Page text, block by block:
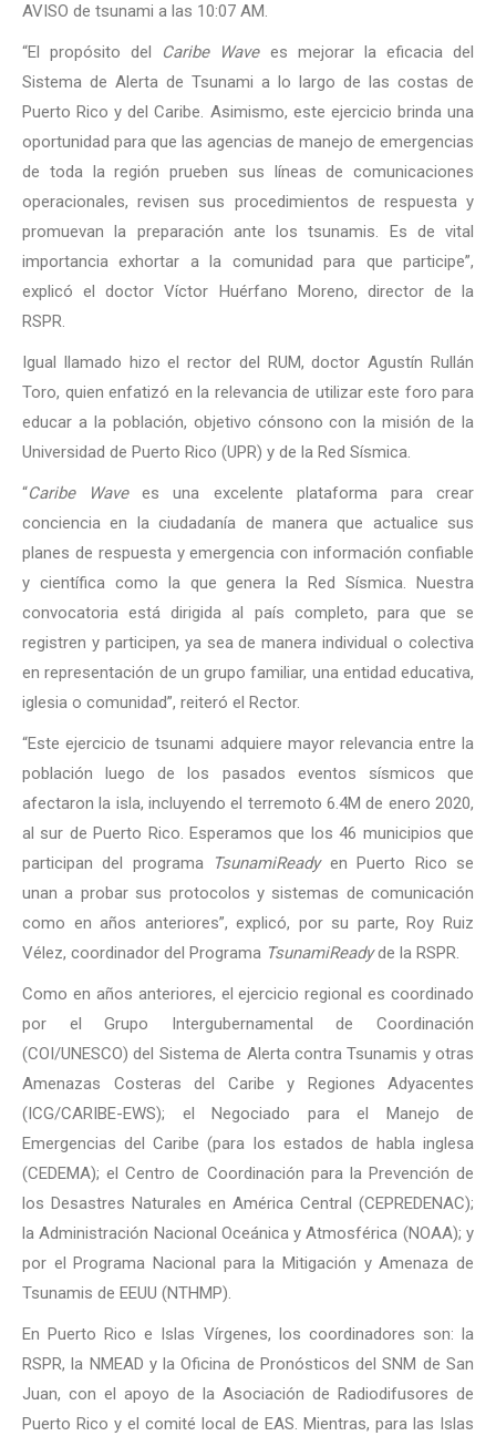
AVISO de tsunami a las 10:07 AM.
“El propósito del Caribe Wavees mejorar la eficacia del
Sistema de Alerta de Tsunami a lo largo de las costas de
Puerto Rico y del Caribe. Asimismo, este ejercicio brinda una
oportunidad para que las agencias de manejo de emergencias
de toda la región prueben sus líneas de comunicaciones
operacionales, revisen sus procedimientos de respuesta y
promuevan la preparación ante los tsunamis. Es de vital
importancia exhortar a la comunidad para que participe”,
explicó el doctor Víctor Huérfano Moreno, director de la
RSPR.
Igual llamado hizo el rector del RUM, doctor Agustín Rullán
Toro, quien enfatizó en la relevancia de utilizar este foro para
educar a la población, objetivo cónsono con la misión de la
Universidad de Puerto Rico (UPR) y de la Red Sísmica.
“Caribe Wavees una excelente plataforma para crear
conciencia en la ciudadanía de manera que actualice sus
planes de respuesta y emergencia con información confiable
y científica como la que genera la Red Sísmica. Nuestra
convocatoria está dirigida al país completo, para que se
registren y participen, ya sea de manera individual o colectiva
en representación de un grupo familiar, una entidad educativa,
iglesia o comunidad”, reiteró el Rector.
“Este ejercicio de tsunami adquiere mayor relevancia entre la
población luego de los pasados eventos sísmicos que
afectaron la isla, incluyendo el terremoto 6.4M de enero 2020,
al sur de Puerto Rico. Esperamos que los 46 municipios que
participan del programa
TsunamiReadyen Puerto Rico se
unan a probar sus protocolos y sistemas de comunicación
como en años anteriores”, explicó, por su parte, Roy Ruiz
Vélez, coordinador del Programa TsunamiReadyde la RSPR.
Como en años anteriores, el ejercicio regional es coordinado
por el Grupo Intergubernamental de Coordinación
(COI/UNESCO) del Sistema de Alerta contra Tsunamis y otras
Amenazas Costeras del Caribe y Regiones Adyacentes
(ICG/CARIBE-EWS); el Negociado para el Manejo de
Emergencias del Caribe (para los estados de habla inglesa
(CEDEMA); el Centro de Coordinación para la Prevención de
los Desastres Naturales en América Central (CEPREDENAC);
la Administración Nacional Oceánica y Atmosférica (NOAA); y
por el Programa Nacional para la Mitigación y Amenaza de
Tsunamis de EEUU (NTHMP).
En Puerto Rico e Islas Vírgenes, los coordinadores son: la
RSPR, la NMEAD y la Oficina de Pronósticos del SNM de San
Juan, con el apoyo de la Asociación de Radiodifusores de
Puerto Rico y el comité local de EAS. Mientras, para las Islas